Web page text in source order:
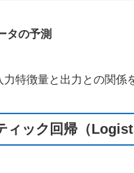
タの予測
力特徴量と出力との関係
ィック回帰（